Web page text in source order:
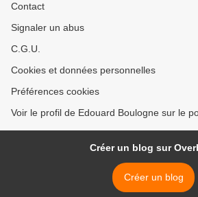
Contact
Signaler un abus
C.G.U.
Cookies et données personnelles
Préférences cookies
Voir le profil de Edouard Boulogne sur le
Créer un blog sur
Créer un blog